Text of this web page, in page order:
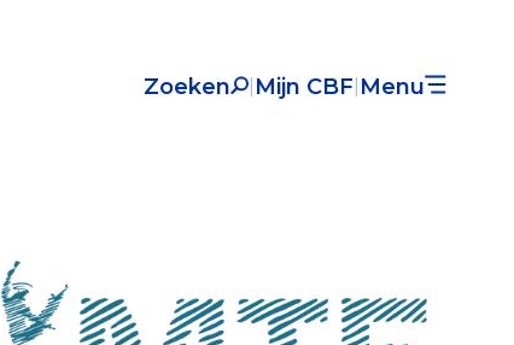
Zoeken Mijn CBF Menu
Register Erkende Donatieplatformen